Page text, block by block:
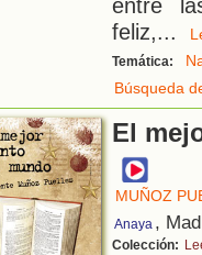
entre
feliz,...
Temática:
Búsqueda
El
MUÑOZ
Anaya ,
Colección: